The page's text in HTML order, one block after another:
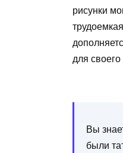
рисунки
для
Вы
были